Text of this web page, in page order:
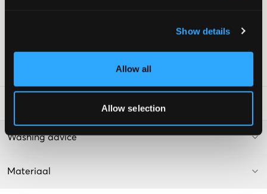
Show details
Allow all
Allow selection
Washing advice
Materiaal